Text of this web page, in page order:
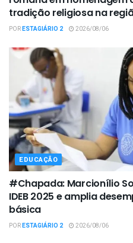
tradição religiosa na
PORESTAGIÁRIO 2 2026/08/06
EDUCAÇÃO
#Chapada: Marcionílio
IDEB 2025 e amplia
básica
PORESTAGIÁRIO 2 2026/08/06